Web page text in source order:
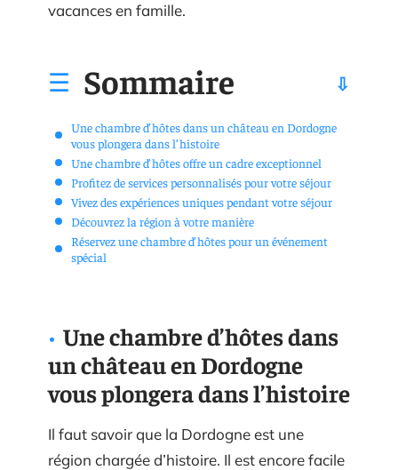
vacances en famille.
Sommaire
Une chambre d’hôtes dans un château en Dordogne
vous plongera dans l’histoire
Une chambre d’hôtes offre un cadre exceptionnel
Profitez de services personnalisés pour votre séjour
Vivez des expériences uniques pendant votre séjour
Découvrez la région à votre manière
Réservez une chambre d’hôtes pour un événement
spécial
Une chambre d’hôtes dans
un château en Dordogne
vous plongera dans l’histoire
Il faut savoir que la Dordogne est une
région chargée d’histoire. Il est encore facile